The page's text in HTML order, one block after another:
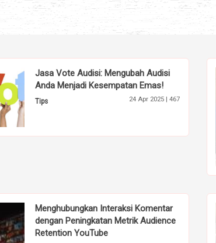
Jasa Vote Audisi: Mengubah Audisi
Anda Menjadi Kesempatan Emas!
Tips 24 Apr 2025 | 467
Menghubungkan Interaksi Komentar
dengan Peningkatan Metrik Audience
Retention YouTube